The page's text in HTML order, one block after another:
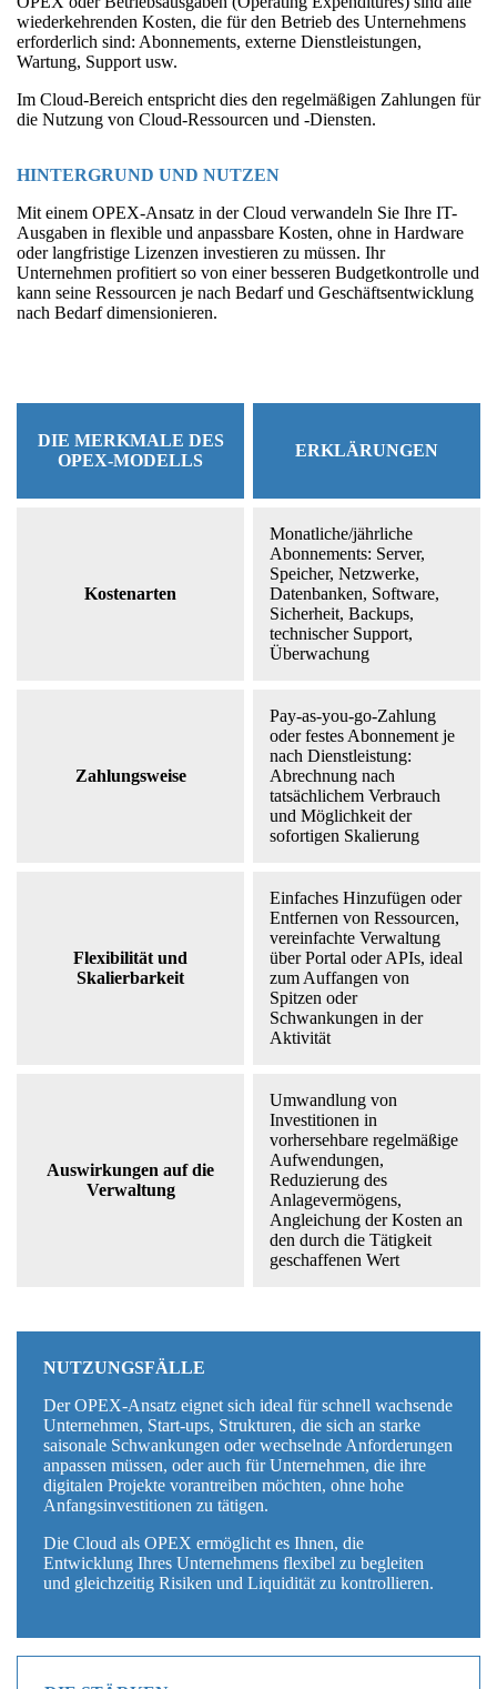
wiederkehrenden Kosten, die für den Betrieb des Unternehmens
erforderlich sind: Abonnements, externe Dienstleistungen,
Wartung, Support usw.
Im Cloud-Bereich entspricht dies den regelmäßigen Zahlungen für
die Nutzung von Cloud-Ressourcen und -Diensten.
HINTERGRUND UND NUTZEN
Mit einem OPEX-Ansatz in der Cloud verwandeln Sie Ihre IT-
Ausgaben in flexible und anpassbare Kosten, ohne in Hardware
oder langfristige Lizenzen investieren zu müssen. Ihr
Unternehmen profitiert so von einer besseren Budgetkontrolle und
kann seine Ressourcen je nach Bedarf und Geschäftsentwicklung
nach Bedarf dimensionieren.
DIE MERKMALE DES
OPEX-MODELLS
ERKLÄRUNGEN
Kostenarten
Monatliche/jährliche
Abonnements: Server,
Speicher, Netzwerke,
Datenbanken, Software,
Sicherheit, Backups,
technischer Support,
Überwachung
Zahlungsweise
Pay-as-you-go-Zahlung
oder festes Abonnement je
nach Dienstleistung:
Abrechnung nach
tatsächlichem Verbrauch
und Möglichkeit der
sofortigen Skalierung
Flexibilität und
Skalierbarkeit
Einfaches Hinzufügen oder
Entfernen von Ressourcen,
vereinfachte Verwaltung
über Portal oder APIs, ideal
zum Auffangen von
Spitzen oder
Schwankungen in der
Aktivität
Auswirkungen auf die
Verwaltung
Umwandlung von
Investitionen in
vorhersehbare regelmäßige
Aufwendungen,
Reduzierung des
Anlagevermögens,
Angleichung der Kosten an
den durch die Tätigkeit
geschaffenen Wert
NUTZUNGSFÄLLE
Der OPEX-Ansatz eignet sich ideal für schnell wachsende
Unternehmen, Start-ups, Strukturen, die sich an starke
saisonale Schwankungen oder wechselnde Anforderungen
anpassen müssen, oder auch für Unternehmen, die ihre
digitalen Projekte vorantreiben möchten, ohne hohe
Anfangsinvestitionen zu tätigen.
Die Cloud als OPEX ermöglicht es Ihnen, die
Entwicklung Ihres Unternehmens flexibel zu begleiten
und gleichzeitig Risiken und Liquidität zu kontrollieren.